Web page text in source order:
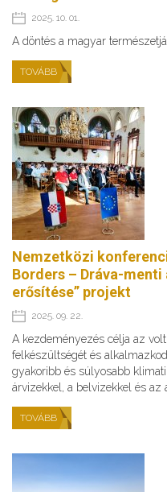
2025. 10. 01.
A döntés a magyar
TOVÁBB
Nemzetközi
Borders – Dráva-
erősítése” projekt
2025. 09. 22.
A kezdeményezés célja az
felkészültségét és
gyakoribb és súlyosabb
árvizekkel, a belvizekkel és az
TOVÁBB